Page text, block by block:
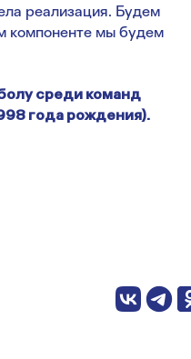
реализация. Будем
компоненте мы будем
среди команд
года рождения).